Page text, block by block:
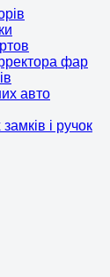
фар
авто
і ручок